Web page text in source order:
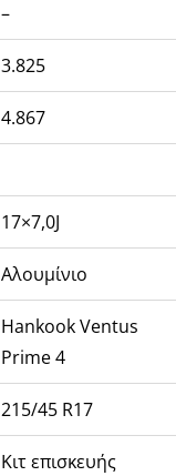
–
3.825
4.867
17×7,0J
Αλουμίνιο
Hankook Ventus
Prime4
215/45 R17
Κιτ επισκευής